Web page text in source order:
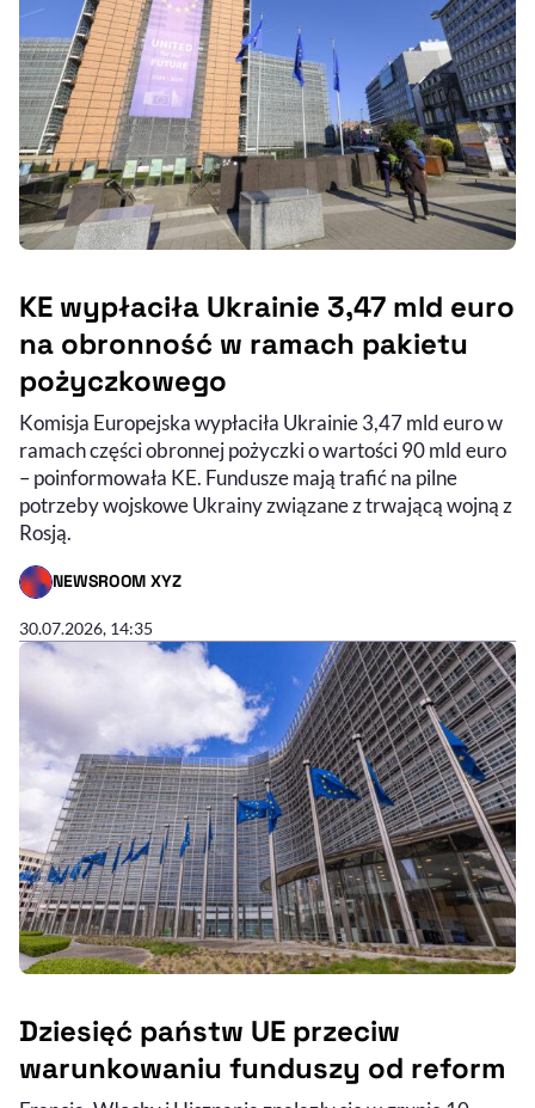
KE wypłaciła Ukrainie 3,47 mld euro
na obronność w ramach pakietu
pożyczkowego
Komisja Europejska wypłaciła Ukrainie 3,47 mld euro w
ramach części obronnej pożyczki o wartości 90 mld euro
– poinformowała KE. Fundusze mają trafić na pilne
potrzeby wojskowe Ukrainy związane z trwającą wojną z
Rosją.
NEWSROOM XYZ
- AUTOR ARTYKUŁU - PROFIL
30.07.2026, 14:35
Dziesięć państw UE przeciw
warunkowaniu funduszy od reform